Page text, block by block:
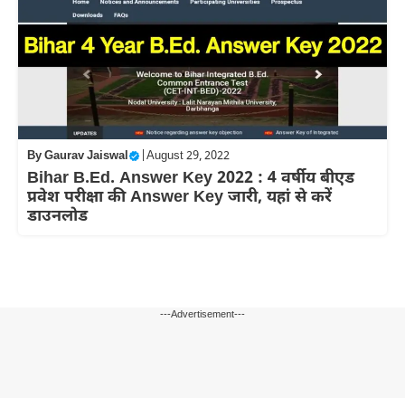
ByGaurav Jaiswal August 29, 2022
Bihar B.Ed. Answer Key 2022 : 4 वर्षीय बीएड
प्रवेश परीक्षा की Answer Key जारी, यहां से करें
डाउनलोड
---Advertisement---